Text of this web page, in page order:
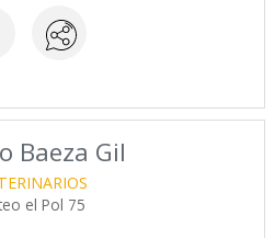
Baeza Gil
el Pol 75